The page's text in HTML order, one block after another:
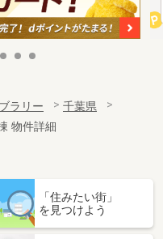
ラリー
千葉県
物件詳細
「住みたい街」
を見つけよう